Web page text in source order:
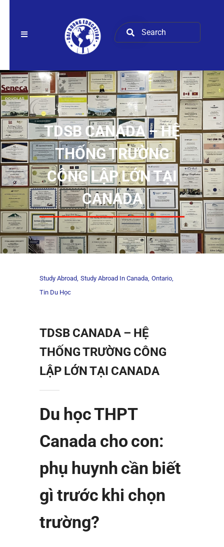
TDSB CANADA – HỆ
THỐNG TRƯỜNG
CÔNG LẬP LỚN TẠI
CANADA
Study Abroad Study Abroad In Canada Ontario
Tin Du Học
TDSB CANADA – HỆ
THỐNG TRƯỜNG CÔNG
LẬP LỚN TẠI CANADA
Du học THPT
Canada cho con:
phụ huynh cần biết
gì trước khi chọn
trường?